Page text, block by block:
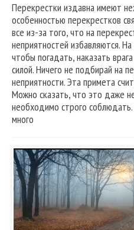
Перекрестки издавна имеют
особенностью перекрестков
все из-за того, что на
неприятностей избавляются.
чтобы погадать, наказать
силой. Ничего не подбирай на
неприятности. Эта примета
Можно сказать, что это даже
необходимо строго
много